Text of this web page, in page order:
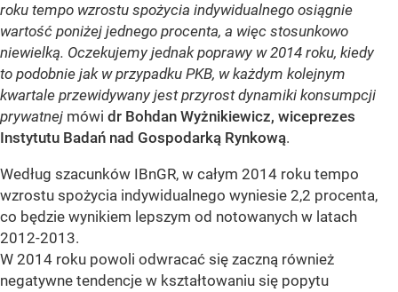
roku tempo wzrostu spożycia indywidualnego osiągnie
wartość poniżej jednego procenta, a więc stosunkowo
niewielką. Oczekujemy jednak poprawy w 2014 roku, kiedy
to podobnie jak w przypadku PKB, w każdym kolejnym
kwartale przewidywany jest przyrost dynamiki konsumpcji
prywatnej mówi dr Bohdan Wyżnikiewicz, wiceprezes
Instytutu Badań nad Gospodarką Rynkową.
Według szacunków IBnGR, w całym 2014 roku tempo
wzrostu spożycia indywidualnego wyniesie 2,2 procenta,
co będzie wynikiem lepszym od notowanych w latach
2012-2013.
W 2014 roku powoli odwracać się zaczną również
negatywne tendencje w kształtowaniu się popytu